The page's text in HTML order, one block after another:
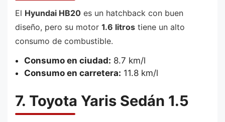
El Hyundai HB20 es un hatchback con buen
diseño, pero su motor 1.6 litros tiene un alto
consumo de combustible.
Consumo en ciudad: 8.7 km/l
Consumo en carretera: 11.8 km/l
7. Toyota Yaris Sedán 1.5